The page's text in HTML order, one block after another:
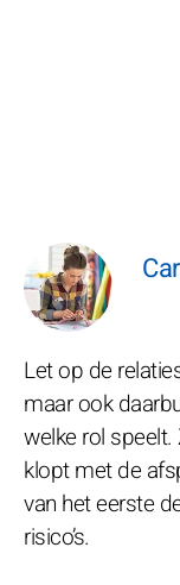
Let op de
maar ook
welke rol
klopt met de
van het eerste
risico’s.